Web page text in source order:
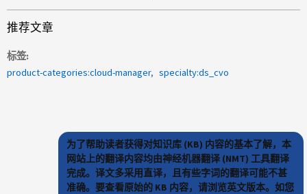
推荐文章
标签
product-categories:cloud-manager
specialty:ds_cvo
为了帮助读者获得对知识库 (KB) 内容的基本了解，本
网站上的翻译内容均由神经机器翻译 (NMT) 工具翻译
完成。译文多采用直译，且有些字词的翻译可能不甚
准确。要查看原始的 KB 内容，请浏览英文版本。如您